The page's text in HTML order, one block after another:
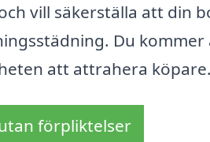
vill säkerställa att din
Du
att attrahera köpare.
förpliktelser